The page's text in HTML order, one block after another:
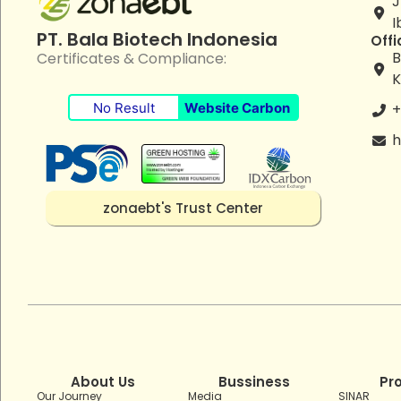
PT. Bala Biotech Indonesia
Certificates & Compliance:
No Result Website Carbon
zonaebt's Trust Center
About Us
Our Journey
Bussiness
Media SINAR